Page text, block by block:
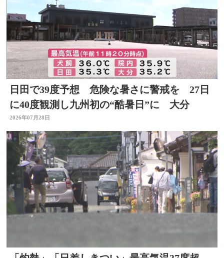
日田で39度予想 危険な暑さに警戒を 27日
に40度観測し九州初の“酷暑日”に 大分
2026年07月28日